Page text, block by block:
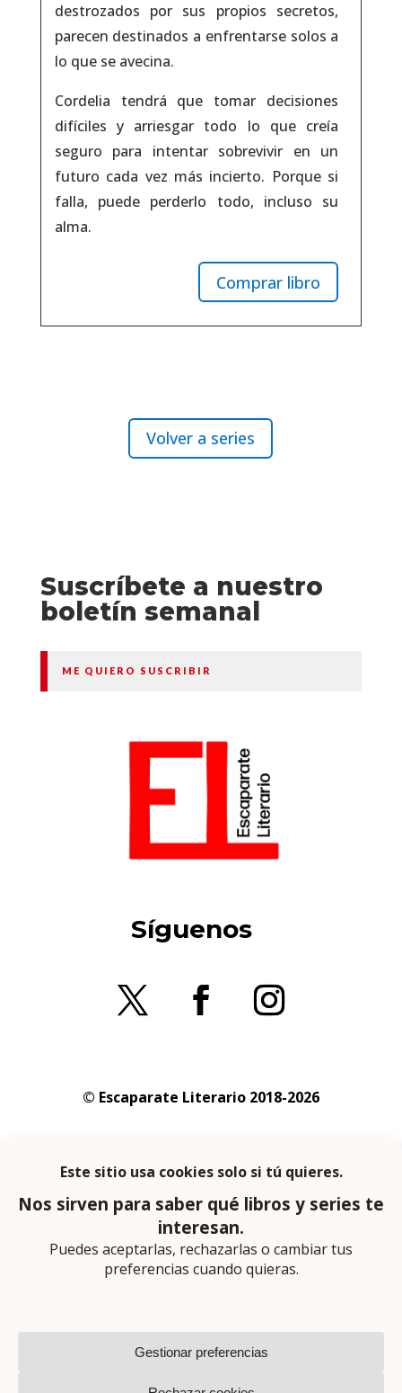
destrozados por sus propios secretos,
parecen destinados a enfrentarse solos a
lo que se avecina.
Cordelia tendrá que tomar decisiones
difíciles y arriesgar todo lo que creía
seguro para intentar sobrevivir en un
futuro cada vez más incierto. Porque si
falla, puede perderlo todo, incluso su
alma.
Comprar libro
Volver a series
Suscríbete a nuestro
boletín semanal
ME QUIERO SUSCRIBIR
Síguenos
© Escaparate Literario 2018-2026
privacidad
En calidad de afiliado de Amazon obtengo
ingresos por las compras adscritas que